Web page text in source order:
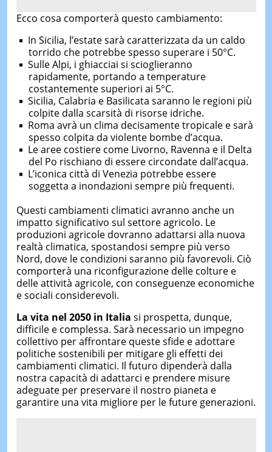
Ecco cosa comporterà questo cambiamento:
In Sicilia, l’estate sarà caratterizzata da un caldo
torrido che potrebbe spesso superare i 50°C.
Sulle Alpi, i ghiacciai si scioglieranno
rapidamente, portando a temperature
costantemente superiori ai 5°C.
Sicilia, Calabria e Basilicata saranno le regioni più
colpite dalla scarsità di risorse idriche.
Roma avrà un clima decisamente tropicale e sarà
spesso colpita da violente bombe d’acqua.
Le aree costiere come Livorno, Ravenna e il Delta
del Po rischiano di essere circondate dall’acqua.
L’iconica città di Venezia potrebbe essere
soggetta a inondazioni sempre più frequenti.
Questi cambiamenti climatici avranno anche un
impatto significativo sul settore agricolo. Le
produzioni agricole dovranno adattarsi alla nuova
realtà climatica, spostandosi sempre più verso
Nord, dove le condizioni saranno più favorevoli. Ciò
comporterà una riconfigurazione delle colture e
delle attività agricole, con conseguenze economiche
e sociali considerevoli.
La vita nel 2050 in Italia si prospetta, dunque,
difficile e complessa. Sarà necessario un impegno
collettivo per affrontare queste sfide e adottare
politiche sostenibili per mitigare gli effetti dei
cambiamenti climatici. Il futuro dipenderà dalla
nostra capacità di adattarci e prendere misure
adeguate per preservare il nostro pianeta e
garantire una vita migliore per le future generazioni.